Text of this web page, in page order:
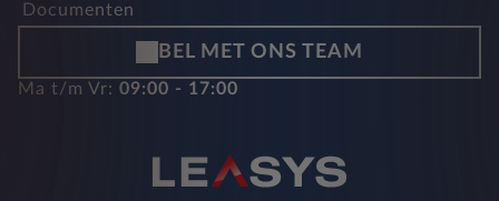
Documenten
BEL MET ONS TEAM
Ma t/m Vr: 09:00 - 17:00